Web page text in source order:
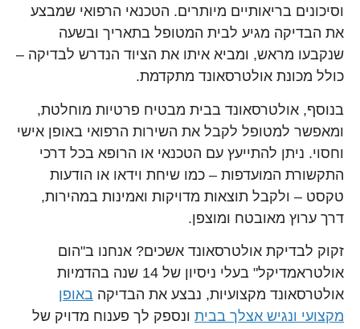
וסיכונים בריאותיים מיותרים. הטכנאי הרפואי שמבצע
את הבדיקה מגיע לבית המטופל בתאריך ובשעה
שנקבעו מראש, ומביא איתו את הציוד הנדרש לבדיקה –
כולל מכונת אולטרסאונד מתקדמת.
בנוסף, אולטרסאונד בבית מבטיח פרטיות מוחלטת,
ומאפשר למטופל לקבל את השירות הרפואי באופן אישי
וחסוי. ניתן להתייעץ עם הטכנאי או הרופא בכל דרכי
התקשורת המועדפות – כמו שיחת וידאו או הודעות
טקסט – ולקבל תוצאות מדויקות ואמינות במהירות,
דרך ערוץ מאובטח ומוצפן.
זקוק לבדיקת אולטרסאונד אשכים? אנחנו ב"הום
אולטראמדיקל" בעלי ניסיון של 14 שנה בהדמיות
אולטרסאונד מקצועיות, נבצע את הבדיקה באופן
מקצועי ונגיש אצלך בבית ונספק לך פענוח מדויק של